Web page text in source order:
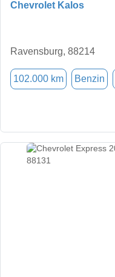
Chevrolet Kalos
Ravensburg, 88214
102.000 km Benzin